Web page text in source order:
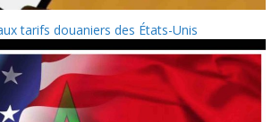
tarifs douaniers des États-Unis